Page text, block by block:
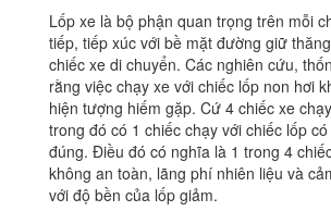
lượng
Lốp xe là bộ phận quan trọng trên mỗi
tiếp, tiếp xúc với bề mặt đường giữ
chiếc xe di chuyển. Các nghiên cứu,
rằng việc chạy xe với chiếc lốp non hơi
hiện tượng hiếm gặp. Cứ 4 chiếc xe
trong đó có 1 chiếc chạy với chiếc lốp
đúng. Điều đó có nghĩa là 1 trong 4
không an toàn, lãng phí nhiên liệu và
với độ bền của lốp giảm.